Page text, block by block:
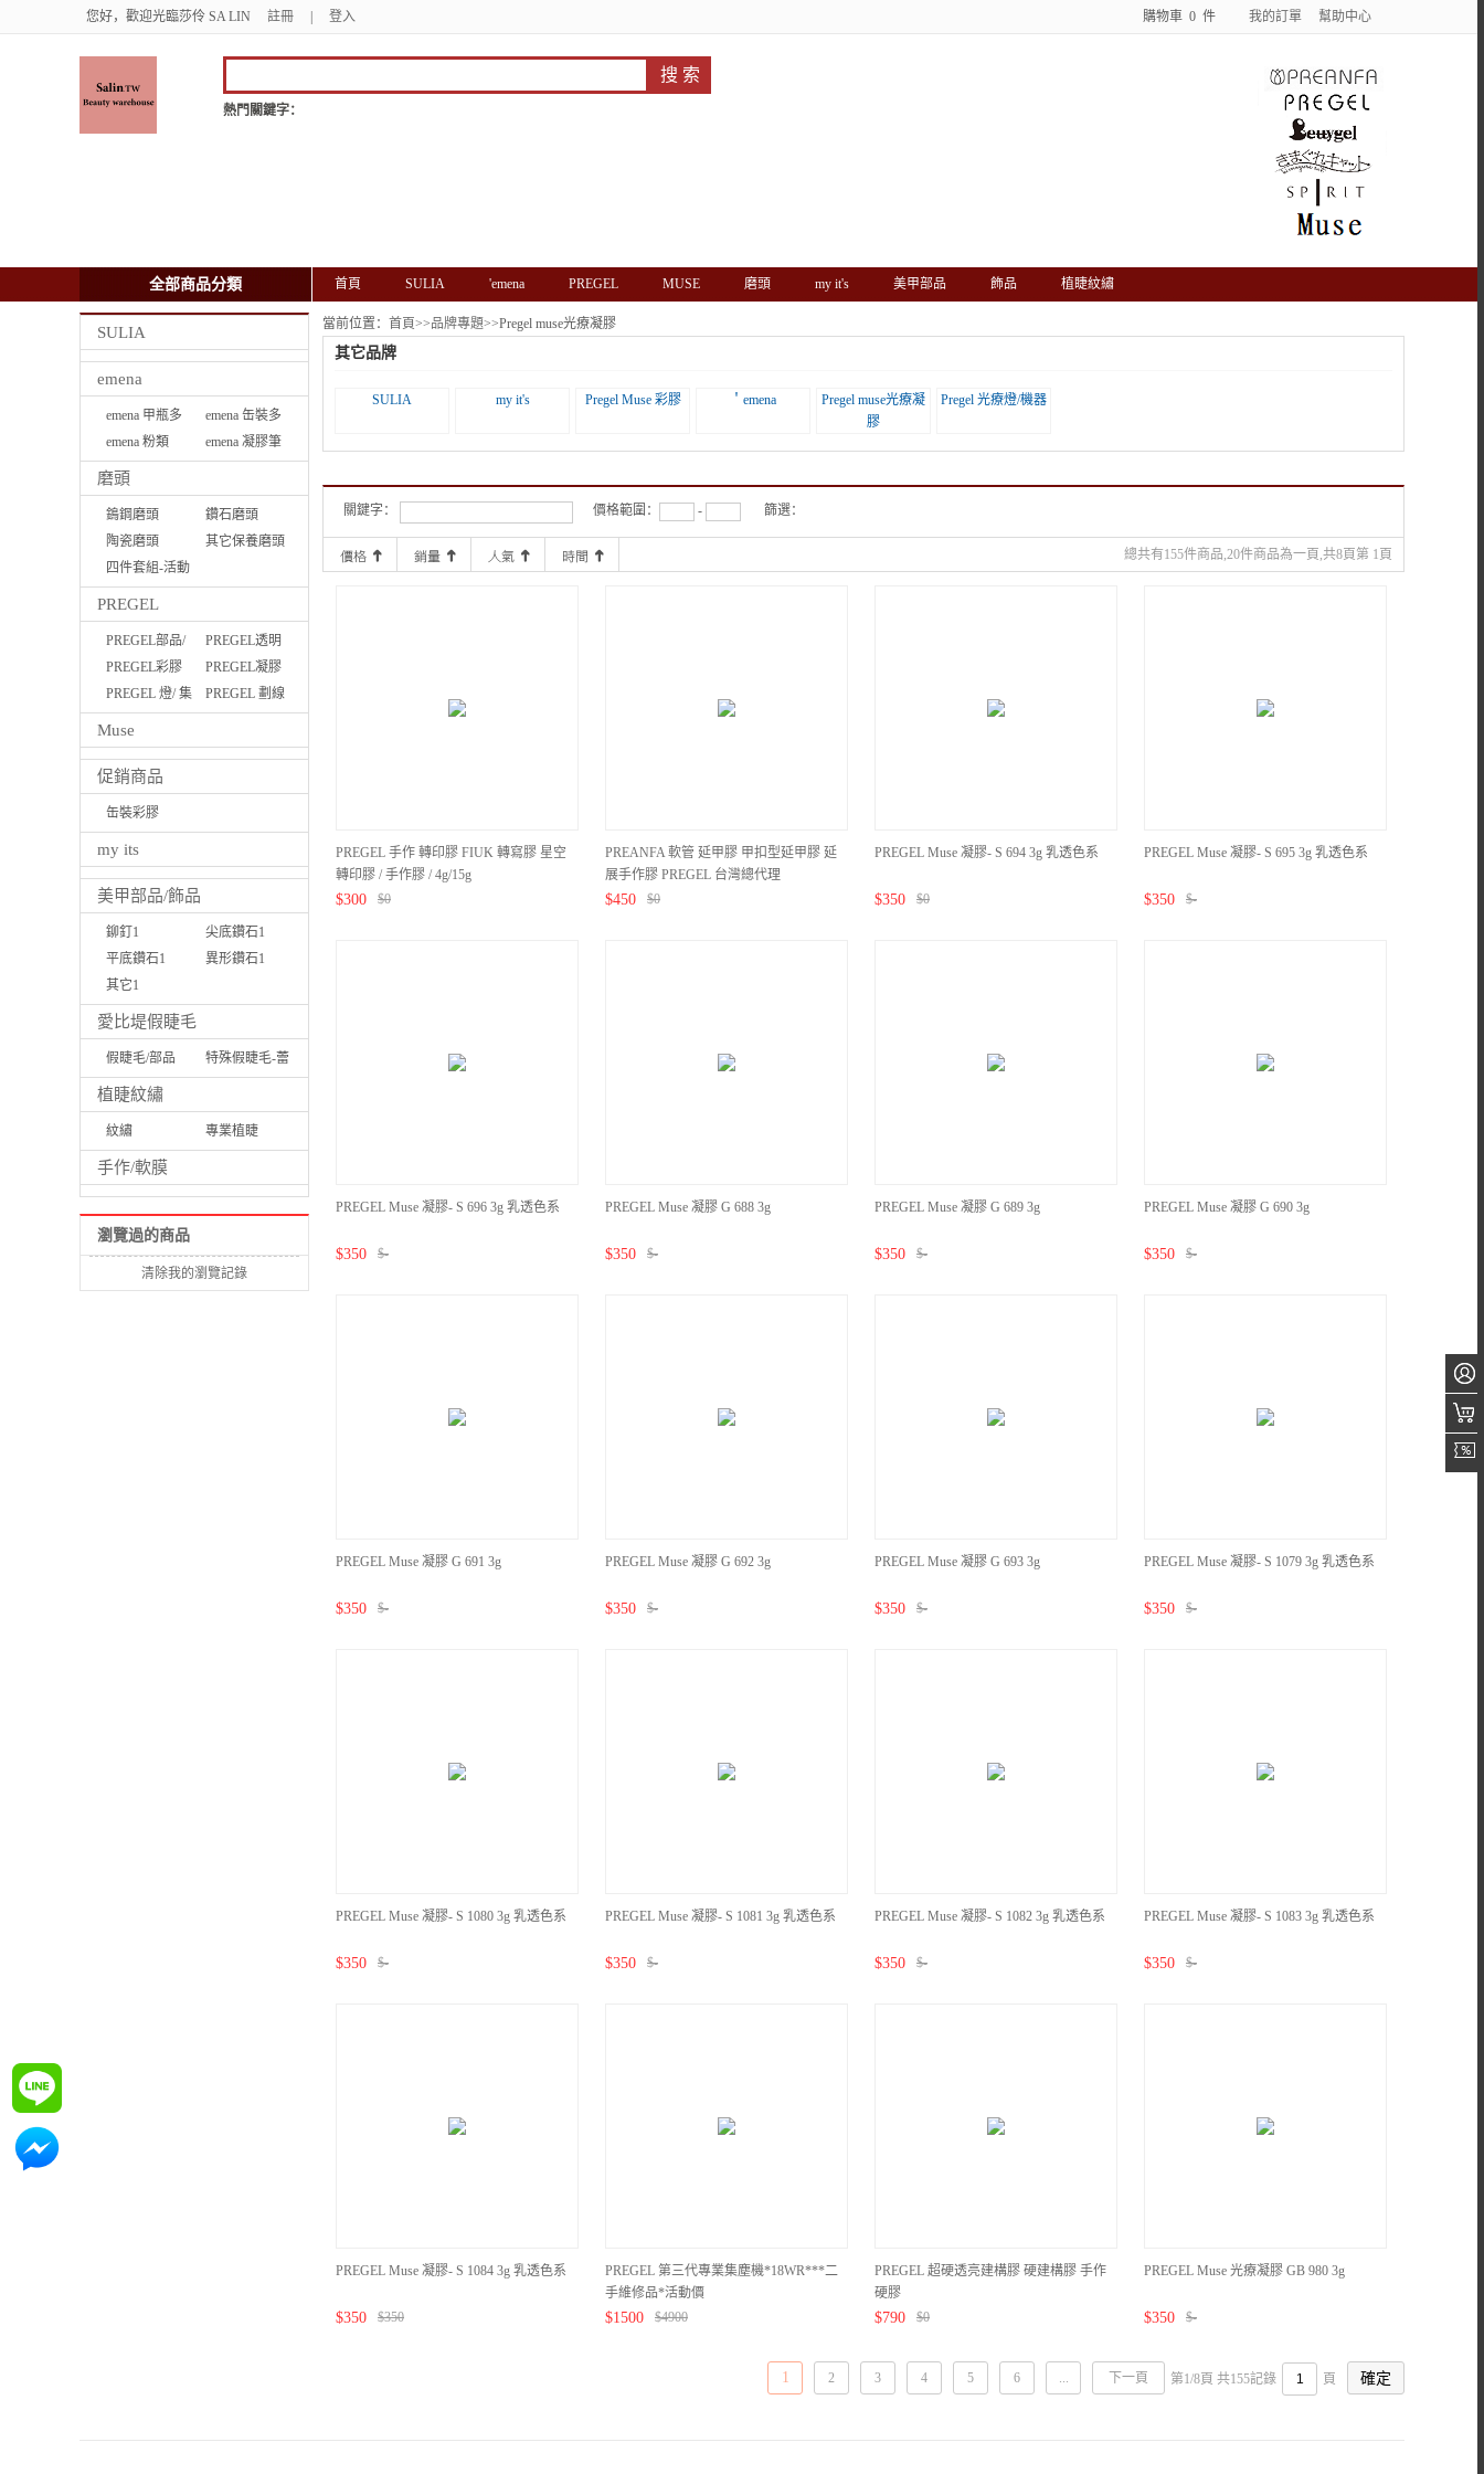
您好，歡迎光臨莎伶 SA LIN 註冊 登入 購物車 0 件 我的訂單 幫助中心
熱門關鍵字：
全部商品分類 首頁 SULIA 'emena PREGEL MUSE 磨頭 my it's 美甲部品 飾品 植睫紋繡
SULIA
emena
emena 甲瓶多
功能彩膠
emena 缶裝多
功能彩膠
emena 粉類 emena 凝膠筆
磨頭
鵭鋼磨頭
鑽石磨頭
陶瓷磨頭
其它保養磨頭
四件套組-活動
PREGEL
PREGEL部品/
磨棒/液體
PREGEL透明
功能膠
PREGEL彩膠
PREGEL凝膠
筆
PREGEL 燈/ 集
PREGEL 劃線
Muse
促銷商品
缶裝彩膠
my its
美甲部品/飾品
鉚釘1
尖底鑽石1
平底鑽石1
異形鑽石1
其它1
愛比堤假睫毛
假睫毛/部品
特殊假睫毛-蕾
植睫紋繡
紋繡 專業植睫
手作/軟膜
瀏覽過的商品
清除我的瀏覽記錄
當前位置： 首頁>>品牌專題>>Pregel muse光療凝膠
其它品牌
SULIA my it's Pregel Muse 彩膠 ＇emena
Pregel muse光療凝
膠
Pregel 光療燈/機器
關鍵字： 價格範圍： - 篩選：
總共有155件商品,20件商品為一頁,共8頁第 1頁
PREGEL 手作 轉印膠 FIUK 轉寫膠 星空
轉印膠 / 手作膠 / 4g/15g
$300 $0
PREANFA 軟管 延甲膠 甲扣型延甲膠 延
展手作膠 PREGEL 台灣總代理
$450 $0
PREGEL Muse 凝膠- S 694 3g 乳透色系
$350 $0
PREGEL Muse 凝膠- S 695 3g 乳透色系
$350 $-
PREGEL Muse 凝膠- S 696 3g 乳透色系
$350 $-
PREGEL Muse 凝膠 G 688 3g
$350 $-
PREGEL Muse 凝膠 G 689 3g
$350 $-
PREGEL Muse 凝膠 G 690 3g
$350 $-
PREGEL Muse 凝膠 G 691 3g
$350 $-
PREGEL Muse 凝膠 G 692 3g
$350 $-
PREGEL Muse 凝膠 G 693 3g
$350 $-
PREGEL Muse 凝膠- S 1079 3g 乳透色系
$350 $-
PREGEL Muse 凝膠- S 1080 3g 乳透色系
$350 $-
PREGEL Muse 凝膠- S 1081 3g 乳透色系
$350 $-
PREGEL Muse 凝膠- S 1082 3g 乳透色系
$350 $-
PREGEL Muse 凝膠- S 1083 3g 乳透色系
$350 $-
PREGEL Muse 凝膠- S 1084 3g 乳透色系
$350 $350
PREGEL 第三代專業集塵機*18WR***二
手維修品*活動價
$1500 $4900
PREGEL 超硬透亮建構膠 硬建構膠 手作
硬膠
$790 $0
PREGEL Muse 光療凝膠 GB 980 3g
$350 $-
1 2 3 4 5 6 ... 下一頁 第1/8頁 共155記錄 頁